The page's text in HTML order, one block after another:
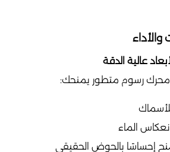
عالية الدقة
محرك رسوم متطور يمنحك:
الماء
إحساسًا بالحوض الحقيقي